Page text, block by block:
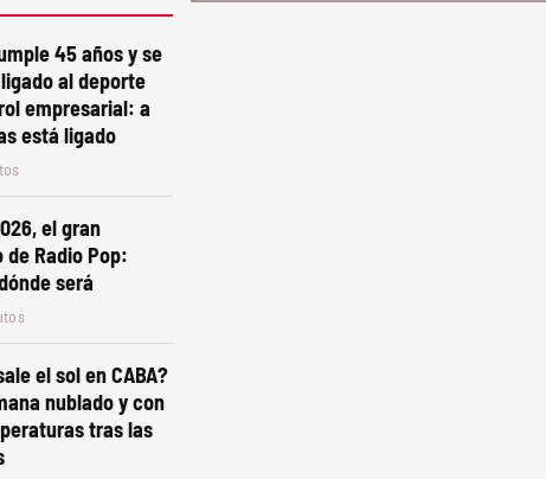
45 años y se
al deporte
empresarial: a
está ligado
el gran
Radio Pop:
será
el sol en CABA?
nublado y con
tras las